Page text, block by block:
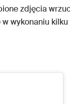
zdjęcia
wykonaniu